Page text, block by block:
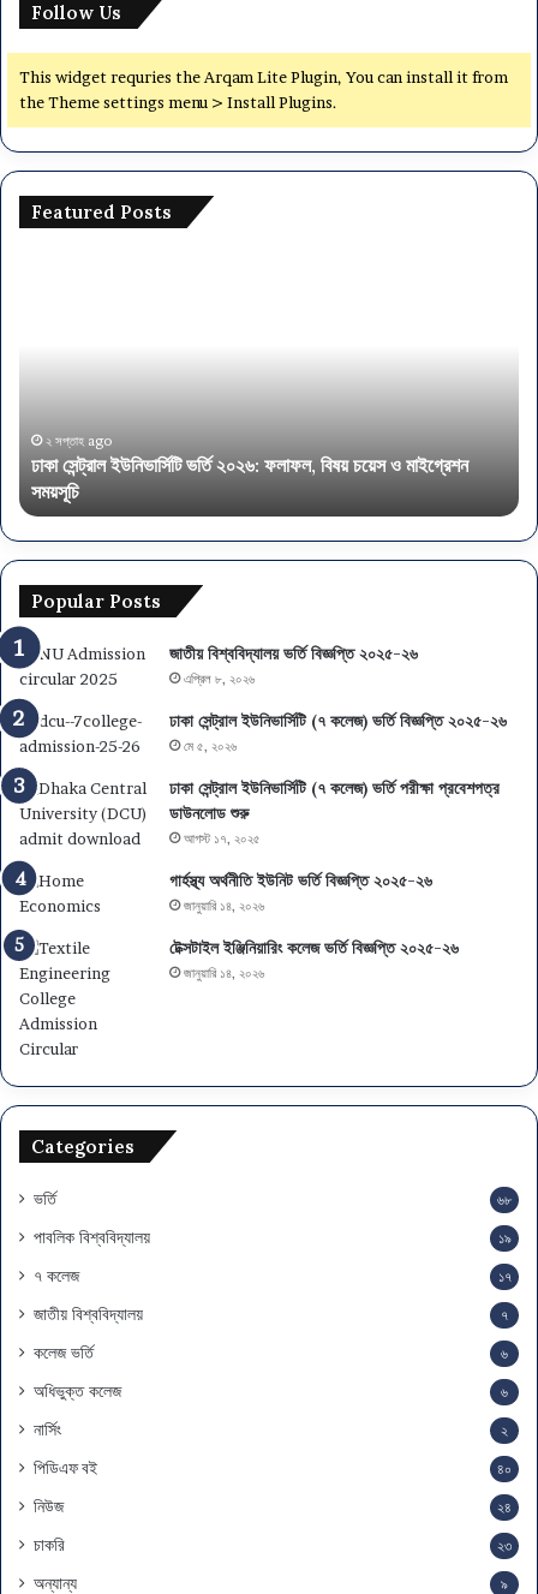
Follow Us
This widget requries the Arqam Lite Plugin, You can install it from
the Theme settings menu > Install Plugins.
Featured Posts
চয়েস
মাইগ্রেশন
সময়সূচি
২ সপ্তাহ ago
ঢাকা সেন্ট্রাল ইউনিভার্সিটি ভর্তি ২০২৬: ফলাফল, বিষয় চয়েস ও মাইগ্রেশন
সময়সূচি
Popular Posts
জাতীয় বিশ্ববিদ্যালয় ভর্তি বিজ্ঞপ্তি ২০২৫-২৬
এপ্রিল ৮, ২০২৬
ঢাকা সেন্ট্রাল ইউনিভার্সিটি (৭ কলেজ) ভর্তি বিজ্ঞপ্তি ২০২৫-২৬
মে ৫, ২০২৬
ঢাকা সেন্ট্রাল ইউনিভার্সিটি (৭ কলেজ) ভর্তি পরীক্ষা প্রবেশপত্র
ডাউনলোড শুরু
আগস্ট ১৭, ২০২৫
গার্হস্থ্য অর্থনীতি ইউনিট ভর্তি বিজ্ঞপ্তি ২০২৫-২৬
জানুয়ারি ১৪, ২০২৬
টেক্সটাইল ইঞ্জিনিয়ারিং কলেজ ভর্তি বিজ্ঞপ্তি ২০২৫-২৬
জানুয়ারি ১৪, ২০২৬
Categories
ভর্তি ৬৮
পাবলিক বিশ্ববিদ্যালয় ১৯
৭ কলেজ ১৭
জাতীয় বিশ্ববিদ্যালয় ৭
কলেজ ভর্তি ৬
অধিভুক্ত কলেজ ৬
নার্সিং ২
পিডিএফ বই ৪০
নিউজ ২৪
চাকরি ২৩
অন্যান্য ৯